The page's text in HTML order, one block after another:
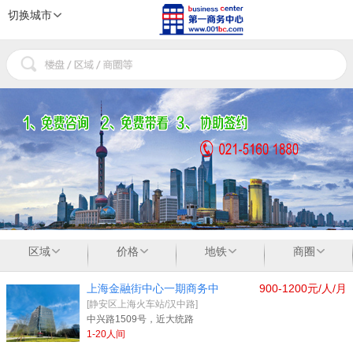
切换城市
区域 价格 地铁 商圈
900-1200元/人/月
上海金融街中心一期商务中
[静安区上海火车站/汉中路]
中兴路1509号，近大统路
1-20人间